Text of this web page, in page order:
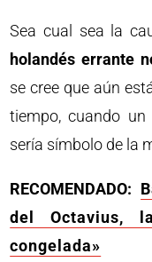
Sea cual sea la
holandés errante
se cree que aún
tiempo, cuando
sería símbolo de la
RECOMENDADO:
del Octavius,
congelada»